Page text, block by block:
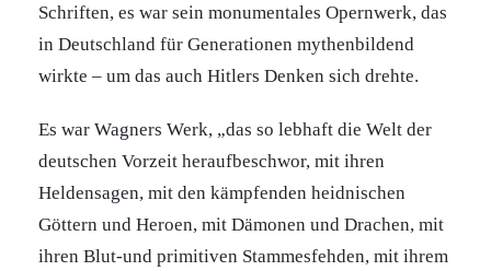
Schriften, es war sein monumentales Opernwerk, das
in Deutschland für Generationen mythenbildend
wirkte – um das auch Hitlers Denken sich drehte.
Es war Wagners Werk, „das so lebhaft die Welt der
deutschen Vorzeit heraufbeschwor, mit ihren
Heldensagen, mit den kämpfenden heidnischen
Göttern und Heroen, mit Dämonen und Drachen, mit
ihren Blut-und primitiven Stammesfehden, mit ihrem